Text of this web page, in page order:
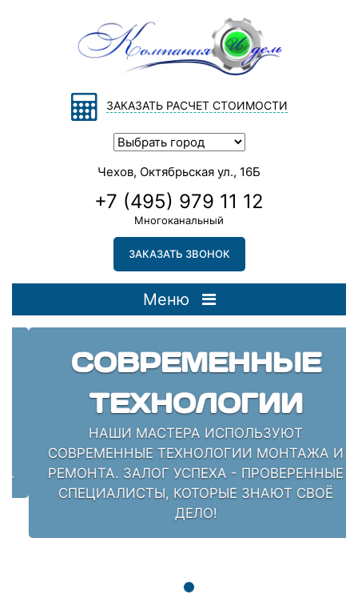
ЗАКАЗАТЬ РАСЧЕТ СТОИМОСТИ
Чехов, Октябрьская ул., 16Б
+7 (495) 979 11 12
Многоканальный
ЗАКАЗАТЬ ЗВОНОК
Меню
СОВРЕМЕННЫЕ
ТЕХНОЛОГИИ
НАШИ МАСТЕРА ИСПОЛЬЗУЮТ
СОВРЕМЕННЫЕ ТЕХНОЛОГИИ МОНТАЖА И
РЕМОНТА. ЗАЛОГ УСПЕХА - ПРОВЕРЕННЫЕ
СПЕЦИАЛИСТЫ, КОТОРЫЕ ЗНАЮТ СВОЁ
ДЕЛО!